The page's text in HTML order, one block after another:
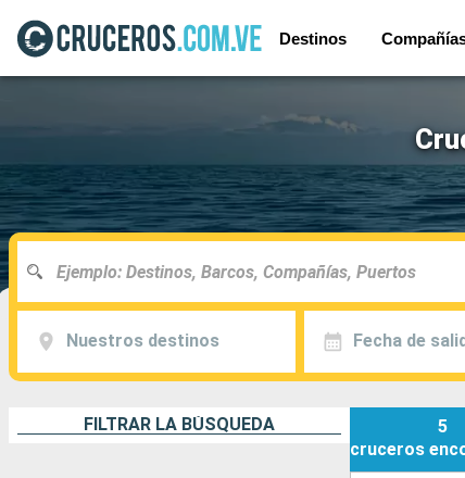
Destinos
Nuestros destinos Fecha de
FILTRAR LA BÚSQUEDA
5
cruceros